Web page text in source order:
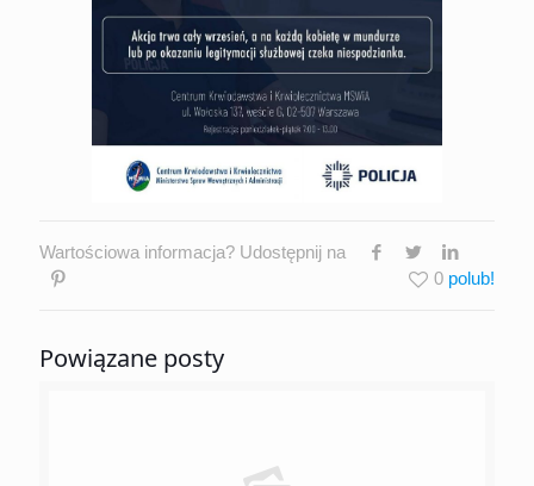
Wartościowa informacja? Udostępnij na
0
Powiązane posty